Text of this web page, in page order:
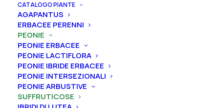
CATALOGO PIANTE
AGAPANTUS
ERBACEE PERENNI
PEONIE
PEONIE ERBACEE
PEONIE LACTIFLORA
PEONIE IBRIDE ERBACEE
PEONIE INTERSEZIONALI
PEONIE ARBUSTIVE
SUFFRUTICOSE